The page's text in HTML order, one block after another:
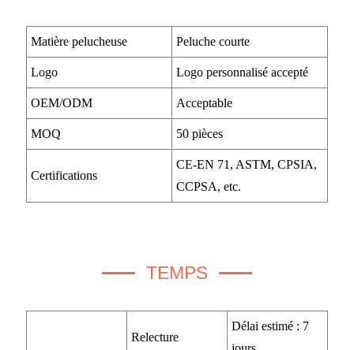
Matière pelucheuse Peluche courte
Logo Logo personnalisé accepté
OEM/ODM Acceptable
MOQ 50 pièces
Certifications
CE-EN 71, ASTM, CPSIA,
CCPSA, etc.
TEMPS
Relecture
Délai estimé : 7